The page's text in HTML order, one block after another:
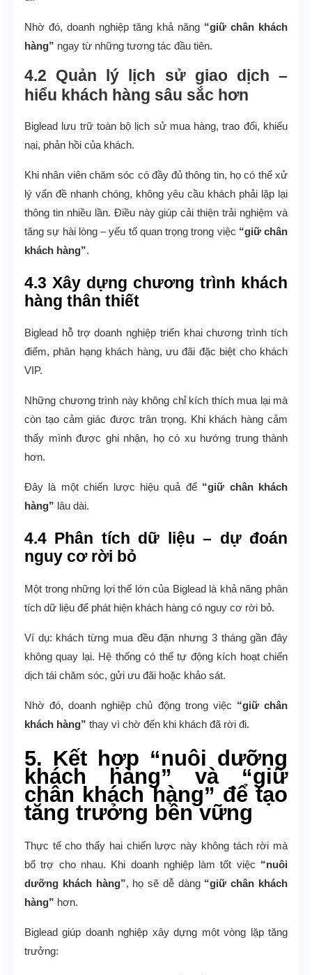
Nhờ đó, doanh nghiệp tăng khả năng “giữ chân khách
hàng” ngay từ những tương tác đầu tiên.
4.2 Quản lý lịch sử giao dịch –
hiểu khách hàng sâu sắc hơn
Biglead lưu trữ toàn bộ lịch sử mua hàng, trao đổi, khiếu
nại, phản hồi của khách.
Khi nhân viên chăm sóc có đầy đủ thông tin, họ có thể xử
lý vấn đề nhanh chóng, không yêu cầu khách phải lặp lại
thông tin nhiều lần. Điều này giúp cải thiện trải nghiệm và
tăng sự hài lòng – yếu tố quan trọng trong việc “giữ chân
khách hàng”.
4.3 Xây dựng chương trình khách
hàng thân thiết
Biglead hỗ trợ doanh nghiệp triển khai chương trình tích
điểm, phân hạng khách hàng, ưu đãi đặc biệt cho khách
VIP.
Những chương trình này không chỉ kích thích mua lại mà
còn tạo cảm giác được trân trọng. Khi khách hàng cảm
thấy mình được ghi nhận, họ có xu hướng trung thành
hơn.
Đây là một chiến lược hiệu quả để “giữ chân khách
hàng” lâu dài.
4.4 Phân tích dữ liệu – dự đoán
nguy cơ rời bỏ
Một trong những lợi thế lớn của Biglead là khả năng phân
tích dữ liệu để phát hiện khách hàng có nguy cơ rời bỏ.
Ví dụ: khách từng mua đều đặn nhưng 3 tháng gần đây
không quay lại. Hệ thống có thể tự động kích hoạt chiến
dịch tái chăm sóc, gửi ưu đãi hoặc khảo sát.
Nhờ đó, doanh nghiệp chủ động trong việc “giữ chân
khách hàng” thay vì chờ đến khi khách đã rời đi.
5. Kết hợp “nuôi dưỡng
khách hàng” và “giữ
chân khách hàng” để tạo
tăng trưởng bền vững
Thực tế cho thấy hai chiến lược này không tách rời mà
bổ trợ cho nhau. Khi doanh nghiệp làm tốt việc “nuôi
dưỡng khách hàng”, họ sẽ dễ dàng “giữ chân khách
hàng” hơn.
Biglead giúp doanh nghiệp xây dựng một vòng lặp tăng
trưởng: